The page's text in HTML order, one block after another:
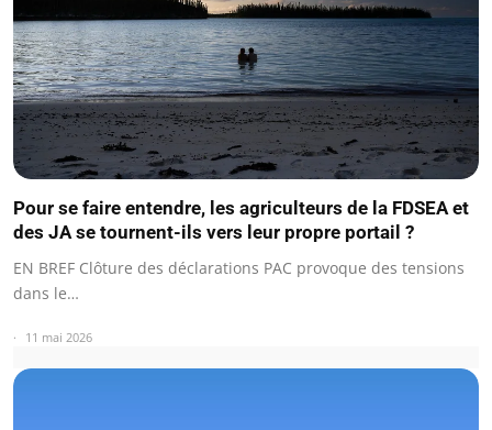
Pour se faire entendre, les agriculteurs de la FDSEA et
des JA se tournent-ils vers leur propre portail ?
EN BREF Clôture des déclarations PAC provoque des tensions
dans le…
11 mai 2026